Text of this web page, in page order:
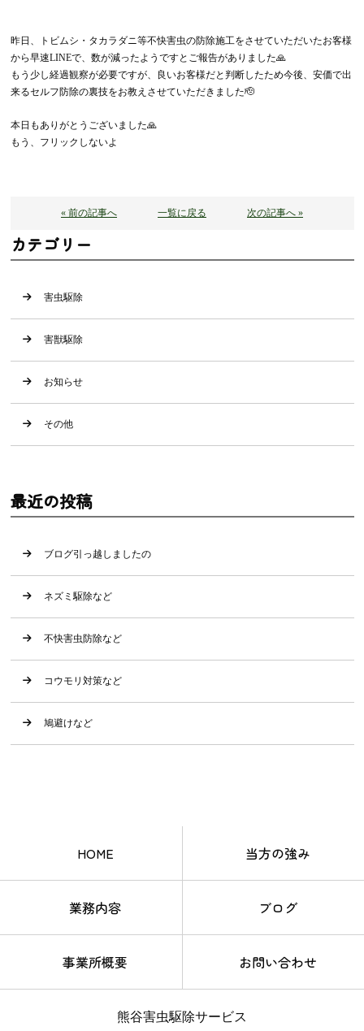
昨日、トビムシ・タカラダニ等不快害虫の防除施工をさせていただいたお客様
から早速LINEで、数が減ったようですとご報告がありました🙏
もう少し経過観察が必要ですが、良いお客様だと判断したため今後、安価で出
来るセルフ防除の裏技をお教えさせていただきました🫡
本日もありがとうございました🙏
もう、フリックしないよ
« 前の記事へ 一覧に戻る 次の記事へ »
カテゴリー
害虫駆除
害獣駆除
お知らせ
その他
最近の投稿
ブログ引っ越しましたの
ネズミ駆除など
不快害虫防除など
コウモリ対策など
鳩避けなど
HOME 当方の強み
業務内容 ブログ
事業所概要 お問い合わせ
熊谷害虫駆除サービス